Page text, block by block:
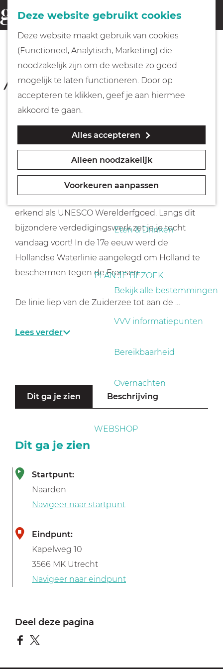
Deze website gebruikt cookies
Deze website maakt gebruik van cookies
(Functioneel, Analytisch, Marketing) die
noodzakelijk zijn om de website zo goed
mogelijk te laten functioneren. Door op
accepteren te klikken, geef je aan hiermee
akkoord te gaan.
Alles accepteren
Alleen noodzakelijk
Voorkeuren aanpassen
G
a
Fietsen
Wandelen
Geocachen
Naar het museum
Eten & Drinken
PLAN JE BEZOEK
Bekijk alle bestemmingen
VVV informatiepunten
Bereikbaarheid
Overnachten
WEBSHOP
o
e
k
e
n
LF Waterlinieroute 4 Naarden -
Utrecht
NAARDEN
Download route
De Nieuwe Hollandse Waterlinie heeft een
enorm stempel gedrukt op het landschap. Het is
het grootste rijksmonument van Nederland en
erkend als UNESCO Werelderfgoed. Langs dit
bijzondere verdedigingswerk zet je je tocht
vandaag voort! In de 17e eeuw werd de
Hollandse Waterlinie aangelegd om Holland te
beschermen tegen de Fransen.
De linie liep van de Zuiderzee tot aan de …
Lees verder
Dit ga je zien Beschrijving
Dit ga je zien
Startpunt:
Naarden
Navigeer naar startpunt
Eindpunt:
Kapelweg 10
3566 MK Utrecht
Navigeer naar eindpunt
Deel deze pagina
D
D